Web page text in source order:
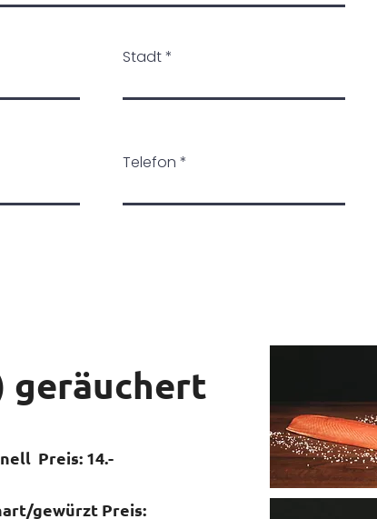
Stadt
Telefon
geräuchert
Preis: 14.-
gewürzt Preis: